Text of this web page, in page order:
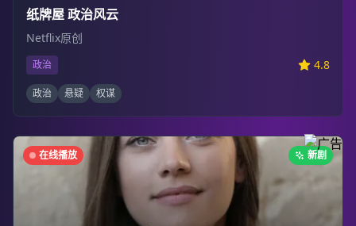
纸牌屋 政治风云
Netflix原创
政治 4.8
政治 悬疑 权谋
在线播放 新剧